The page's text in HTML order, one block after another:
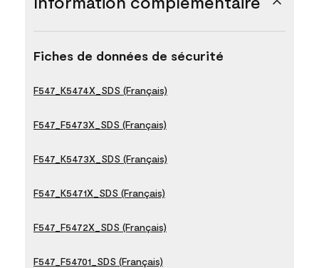
Fiches de données de sécurité
F547_K5474X_SDS (Français)
F547_F5473X_SDS (Français)
F547_K5473X_SDS (Français)
F547_K5471X_SDS (Français)
F547_F5472X_SDS (Français)
F547_F54701_SDS (Français)